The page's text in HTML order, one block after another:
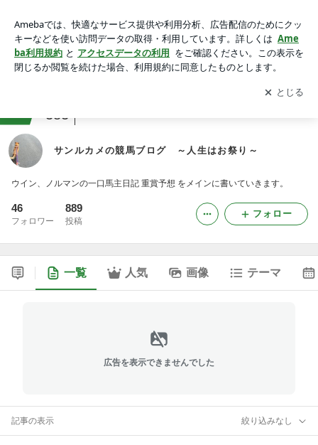
アプリをダウンロードして ブログの更新通知
を受け取りまし
ょう。
開く
383
サンルカメの競馬ブログ ～人生はお祭り～
ウイン、ノルマンの一口馬主日記 重賞予想 をメインに書いていきます。
46
フォロワー
889
投稿
フォロー
一覧 人気 画像 テーマ
広告を表示できませんでした
記事の表示 絞り込みなし